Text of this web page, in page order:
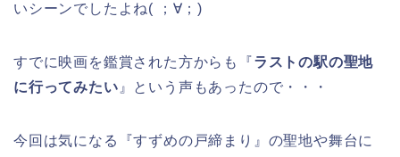
いシーンでしたよね( ；∀；)
すでに映画を鑑賞された方からも『ラストの駅の聖地
に行ってみたい 』という声もあったので・・・
今回は気になる『すずめの戸締まり』の聖地や舞台に